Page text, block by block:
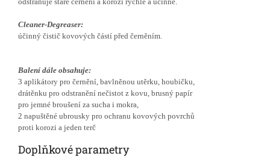
Cleaner-Degreaser:
účinný čistič kovových částí před černěním.
Balení dále obsahuje:
3 aplikátory pro černění, bavlněnou utěrku, houbičku,
drátěnku pro odstranění nečistot z kovu, brusný papír
pro jemné broušení za sucha i mokra,
2 napuštěné ubrousky pro ochranu kovových povrchů
proti korozi a jeden terč
Doplňkové parametry